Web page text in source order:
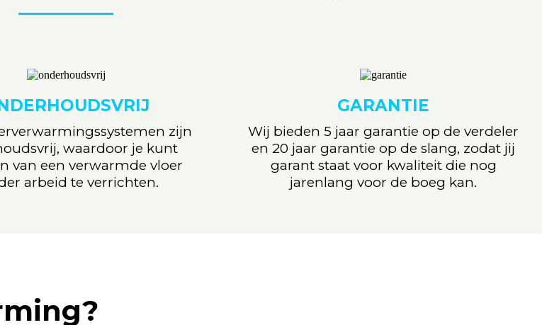
zijn
waardoor je kunt
van een verwarmde vloer
arbeid te verrichten.
GARANTIE
Wij bieden 5 jaar garantie op de verdeler
en 20 jaar garantie op de slang, zodat jij
garant staat voor kwaliteit die nog
jarenlang voor de boeg kan.